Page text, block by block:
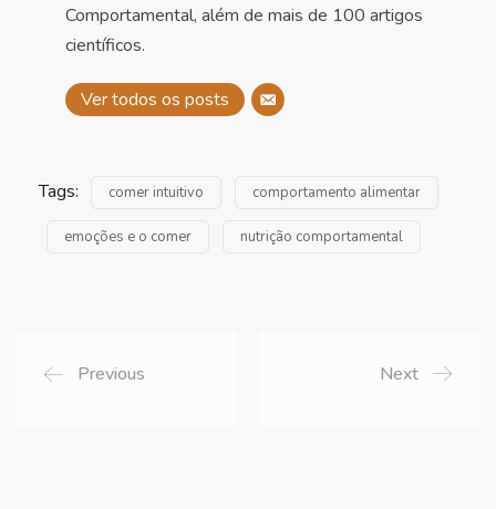
Comportamental, além de mais de 100 artigos
científicos.
Ver todos os posts
Tags: comer intuitivo comportamento alimentar
emoções e o comer nutrição comportamental
Previous Next